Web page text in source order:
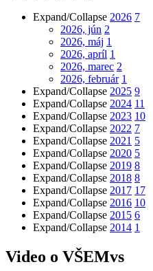
Expand/Collapse 2026 7
2026, jún 2
2026, máj 1
2026, apríl 1
2026, marec 2
2026, február 1
Expand/Collapse 2025 9
Expand/Collapse 2024 11
Expand/Collapse 2023 10
Expand/Collapse 2022 7
Expand/Collapse 2021 5
Expand/Collapse 2020 5
Expand/Collapse 2019 8
Expand/Collapse 2018 8
Expand/Collapse 2017 17
Expand/Collapse 2016 10
Expand/Collapse 2015 6
Expand/Collapse 2014 1
Video o VŠEMvs